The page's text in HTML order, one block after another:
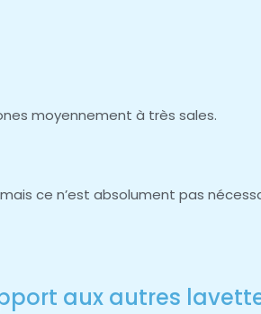
moyennement à très sales.
ce n’est absolument pas
aux autres